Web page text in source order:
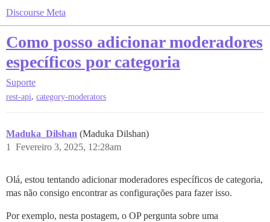
Discourse Meta
Como posso adicionar moderadores
específicos por categoria
Suporte
rest-api, category-moderators
Maduka_Dilshan (Maduka Dilshan)
Fevereiro 3, 2025, 12:28am
1
Olá, estou tentando adicionar moderadores específicos de categoria,
mas não consigo encontrar as configurações para fazer isso.
Por exemplo, nesta postagem, o OP pergunta sobre uma